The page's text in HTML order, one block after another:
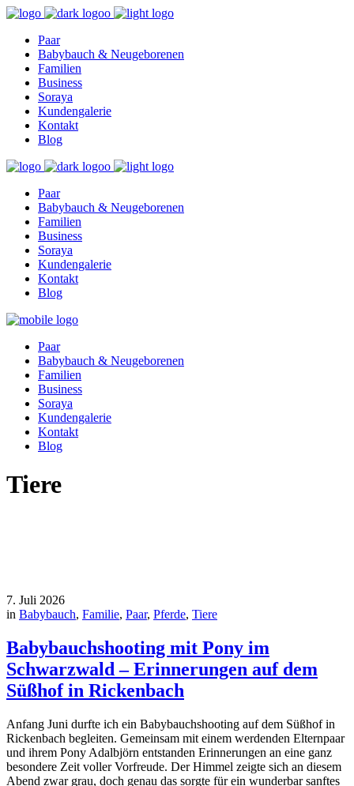
Paar
Babybauch & Neugeborenen
Familien
Business
Soraya
Kundengalerie
Kontakt
Blog
Paar
Babybauch & Neugeborenen
Familien
Business
Soraya
Kundengalerie
Kontakt
Blog
Paar
Babybauch & Neugeborenen
Familien
Business
Soraya
Kundengalerie
Kontakt
Blog
Tiere
7. Juli 2026
in Babybauch, Familie, Paar, Pferde, Tiere
Babybauchshooting mit Pony im
Schwarzwald – Erinnerungen auf dem
Süßhof in Rickenbach
Anfang Juni durfte ich ein Babybauchshooting auf dem Süßhof in
Rickenbach begleiten. Gemeinsam mit einem werdenden Elternpaar
und ihrem Pony Adalbjörn entstanden Erinnerungen an eine ganz
besondere Zeit voller Vorfreude. Der Himmel zeigte sich an diesem
Abend zwar grau, doch genau das sorgte für ein wunderbar sanftes
Find out more.